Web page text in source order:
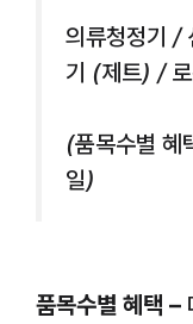
의류청정기 /
기 (제트) /
(품목수별 혜
일)
품목수별 혜택 –